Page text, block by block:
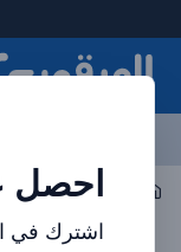
العرقوب - متجر
احصل
اشترك في
صوتي سماعة